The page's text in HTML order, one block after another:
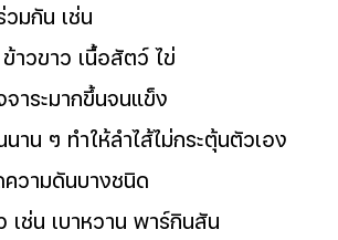
มกัน เช่น
าวขาว เนื้อสัตว์ ไข่
าระมากขึ้นจนแข็ง
าน ๆ ทำให้ลำไส้ไม่กระตุ้นตัวเอง
ความดันบางชนิด
เช่น เบาหวาน พาร์กินสัน